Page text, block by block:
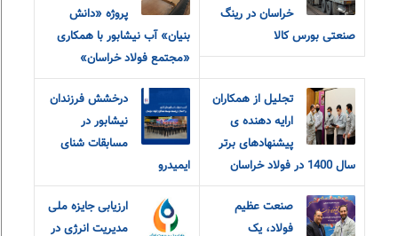
خراسان در رینگ
صنعتی بورس کالا
پروژه «دانش
بنیان» آب نیشابور با همکاری
«مجتمع فولاد خراسان»
تجلیل از همکاران
ارایه دهنده ی
پیشنهادهای برتر
سال 1400 در فولاد خراسان
درخشش فرزندان
نیشابور در
مسابقات شنای
ایمیدرو
صنعت عظیم
فولاد، یک
ارزیابی جایزه ملی
مدیریت انرژی در